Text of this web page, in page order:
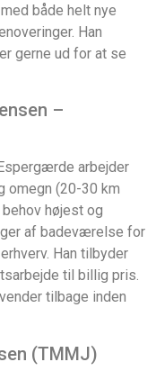
både helt nye
Han
gerne ud for at se
–
arbejder
omegn (20-30 km
højest og
af badeværelse for
Han tilbyder
til billig pris.
tilbage inden
(TMMJ)